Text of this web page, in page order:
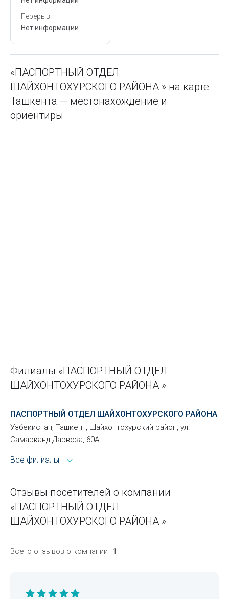
Перерыв
Нет информации
«ПАСПОРТНЫЙ ОТДЕЛ
ШАЙХОНТОХУРСКОГО РАЙОНА » на карте
Ташкента — местонахождение и
ориентиры
Филиалы «ПАСПОРТНЫЙ ОТДЕЛ
ШАЙХОНТОХУРСКОГО РАЙОНА »
ПАСПОРТНЫЙ ОТДЕЛ ШАЙХОНТОХУРСКОГО РАЙОНА
Узбекистан, Ташкент, Шайхонтохурский район, ул.
Самарканд Дарвоза, 60А
Все филиалы
Отзывы посетителей о компании
«ПАСПОРТНЫЙ ОТДЕЛ
ШАЙХОНТОХУРСКОГО РАЙОНА »
Всего отзывов о компании 1